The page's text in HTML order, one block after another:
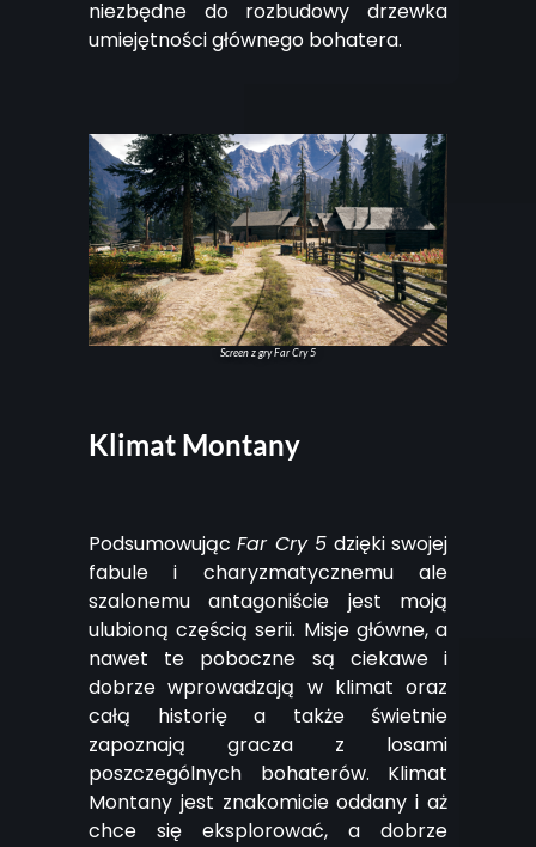
niezbędne do rozbudowy drzewka
umiejętności głównego bohatera.
Screen z gry Far Cry 5
Klimat Montany
PodsumowującFar Cry 5 dzięki swojej
fabule i charyzmatycznemu ale
szalonemu antagoniście jest moją
ulubioną częścią serii. Misje główne, a
nawet te poboczne są ciekawe i
dobrze wprowadzają w klimat oraz
całą historię a także świetnie
zapoznają gracza z losami
poszczególnych bohaterów. Klimat
Montany jest znakomicie oddany i aż
chce się eksplorować, a dobrze